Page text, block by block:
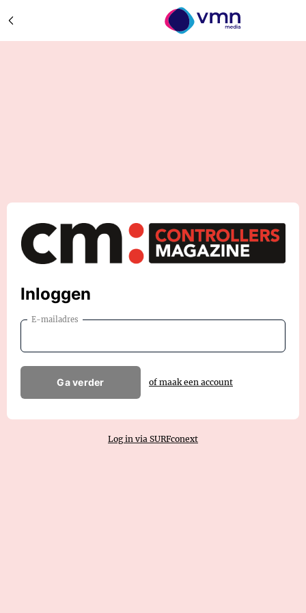
Inloggen
E-mailadres
Ga verder of maak een account
Log in via SURFconext